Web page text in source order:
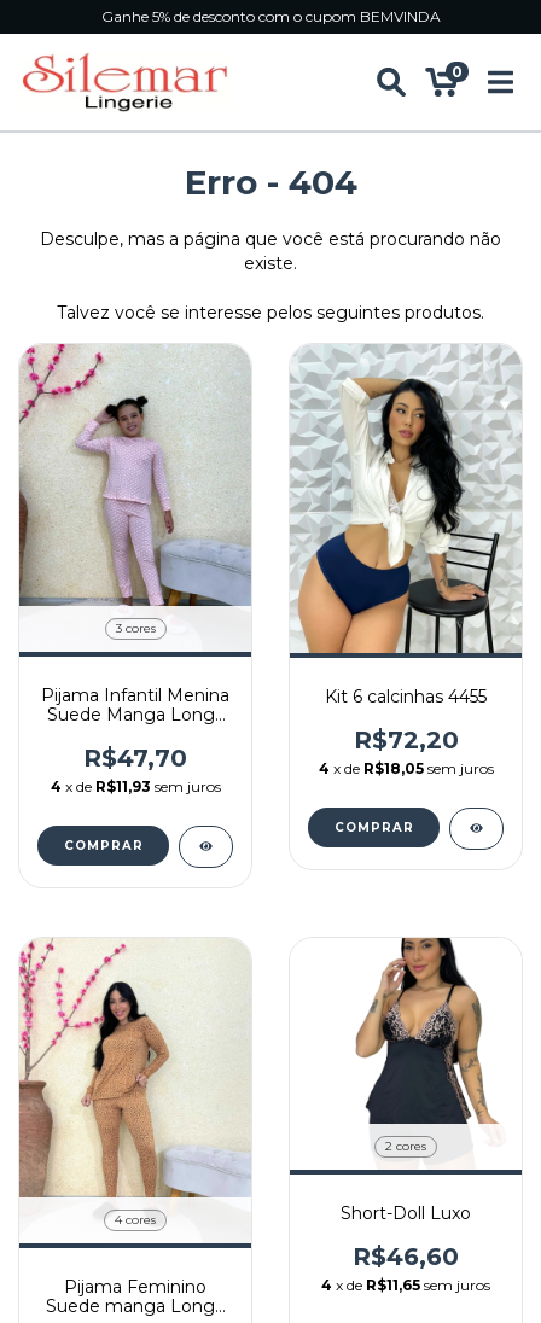
Ganhe 5% de desconto com o cupom BEMVINDA
0
Erro - 404
Desculpe, mas a página que você está procurando não
existe.
Talvez você se interesse pelos seguintes produtos.
3 cores
Pijama Infantil Menina
Suede Manga Longa
R$47,70
4 x de R$11,93 sem juros
COMPRAR
Kit 6 calcinhas 4455
R$72,20
4 x de R$18,05 sem juros
COMPRAR
4 cores
Pijama Feminino
Suede manga Longa
2 cores
Short-Doll Luxo
R$46,60
4 x de R$11,65 sem juros